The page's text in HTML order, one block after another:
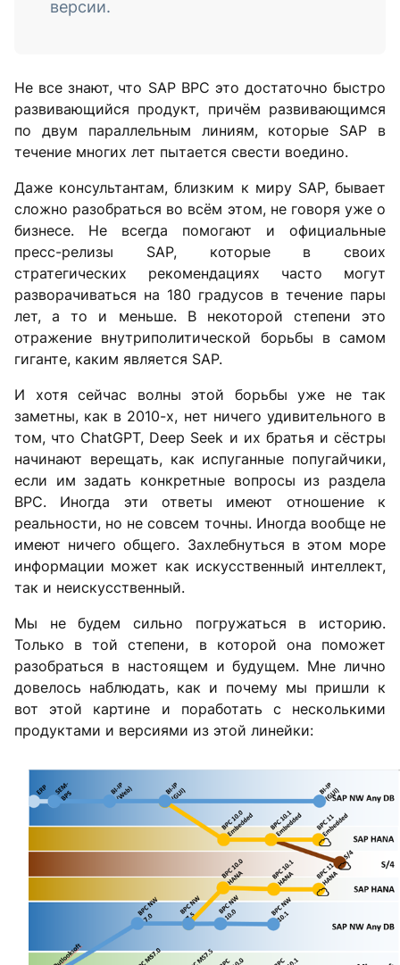
версии.
Не все знают, что SAP BPC это достаточно быстро
развивающийся продукт, причём развивающимся
по двум параллельным линиям, которые SAP в
течение многих лет пытается свести воедино.
Даже консультантам, близким к миру SAP, бывает
сложно разобраться во всём этом, не говоря уже о
бизнесе. Не всегда помогают и официальные
пресс-релизы SAP, которые в своих
стратегических рекомендациях часто могут
разворачиваться на 180 градусов в течение пары
лет, а то и меньше. В некоторой степени это
отражение внутриполитической борьбы в самом
гиганте, каким является SAP.
И хотя сейчас волны этой борьбы уже не так
заметны, как в 2010-х, нет ничего удивительного в
том, что ChatGPT, Deep Seek и их братья и сёстры
начинают верещать, как испуганные попугайчики,
если им задать конкретные вопросы из раздела
BPC. Иногда эти ответы имеют отношение к
реальности, но не совсем точны. Иногда вообще не
имеют ничего общего. Захлебнуться в этом море
информации может как искусственный интеллект,
так и неискусственный.
Мы не будем сильно погружаться в историю.
Только в той степени, в которой она поможет
разобраться в настоящем и будущем. Мне лично
довелось наблюдать, как и почему мы пришли к
вот этой картине и поработать с несколькими
продуктами и версиями из этой линейки: